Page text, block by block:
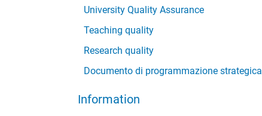
University Quality Assurance
Teaching quality
Research quality
Documento di programmazione strategica
Information